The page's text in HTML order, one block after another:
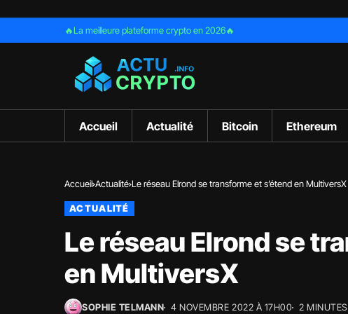
🔥La meilleure plateforme crypto en 2026🔥
Accueil Actualité Bitcoin Ethereum
Accueil Actualité Le réseau Elrond se transforme et s’étend en MultiversX
ACTUALITÉ
Le réseau Elrond se
en MultiversX
SOPHIE TELMANN 4 NOVEMBRE 2022 À 17H00 2